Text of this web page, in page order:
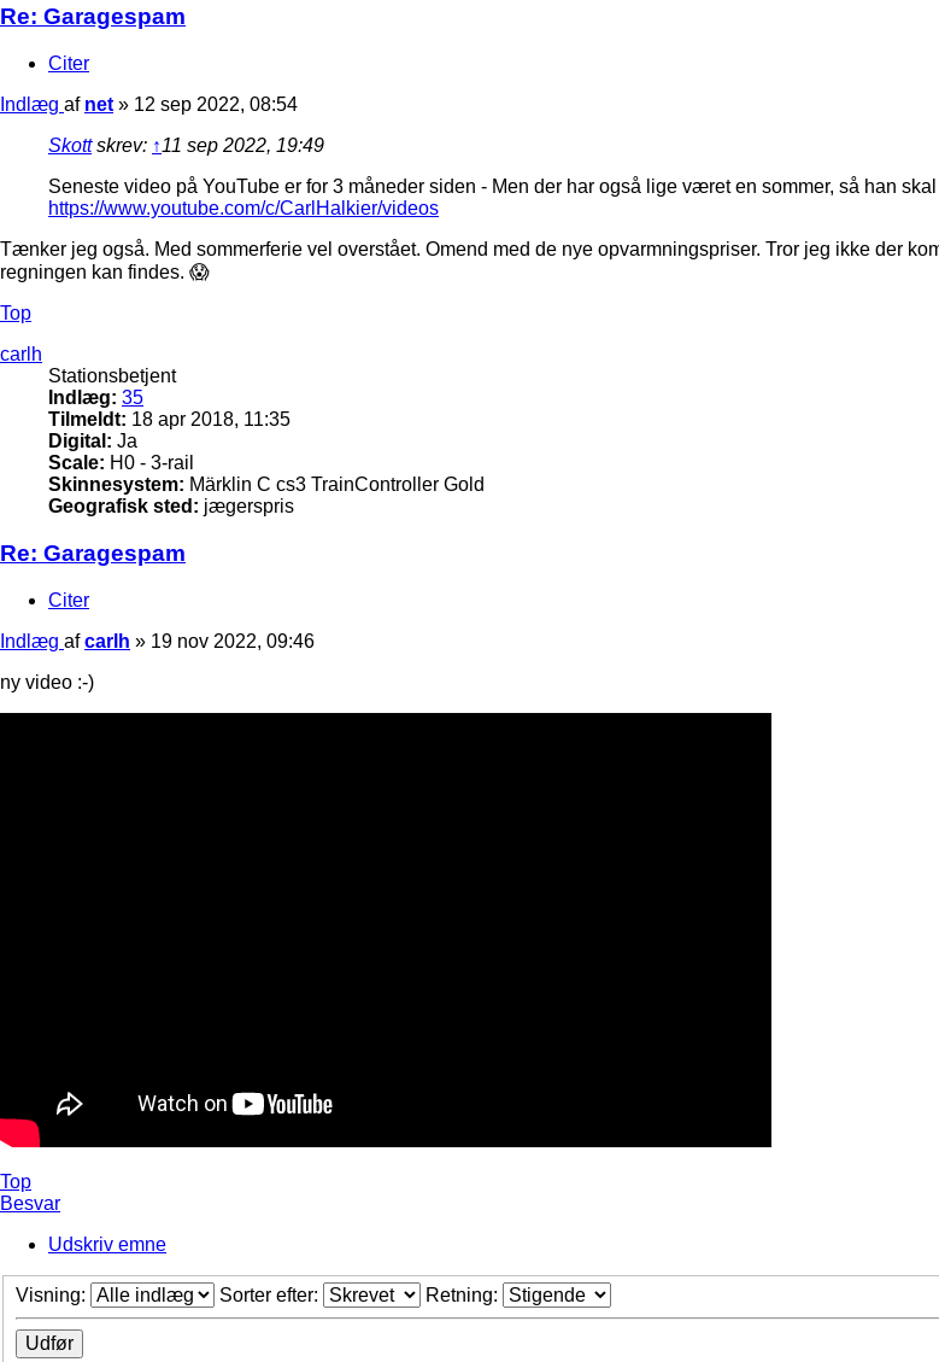
Re: Garagespam
Citer
Indlæg af net » 12 sep 2022, 08:54
Skottskrev: ↑11 sep 2022, 19:49
Seneste video på YouTube er for 3 måneder siden - Men der har også lige været en sommer, så han
https://www.youtube.com/c/CarlHalkier/videos
Tænker jeg også. Med sommerferie vel overstået. Omend med de nye opvarmningspriser. Tror jeg ikke der
regningen kan findes. 😱
Top
carlh
Stationsbetjent
Indlæg: 35
Tilmeldt: 18 apr 2018, 11:35
Digital: Ja
Scale: H0 - 3-rail
Skinnesystem: Märklin C cs3 TrainController Gold
Geografisk sted: jægerspris
Re: Garagespam
Citer
Indlæg afcarlh » 19 nov 2022, 09:46
ny video :-)
Top
Besvar
Udskriv emne
Visning: Sorter efter: Retning: